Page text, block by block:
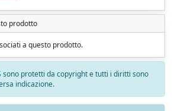
prodotto
a questo prodotto.
sono protetti da copyright e tutti i diritti sono
indicazione.